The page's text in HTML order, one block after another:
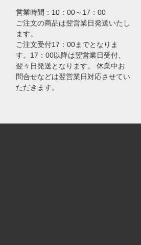
営業時間：10：00～17：00
ご注文の商品は翌営業日発送いたし
ます。
ご注文受付17：00までとなりま
す。17：00以降は翌営業日受付、
翌々日発送となります。 休業中お
問合せなどは翌営業日対応させてい
ただきます。